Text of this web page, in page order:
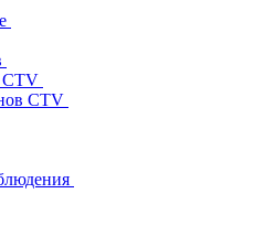
CTV
CTV